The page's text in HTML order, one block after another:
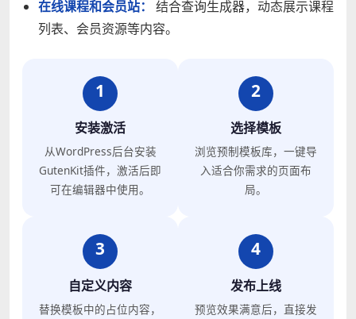
在线课程和会员站：
结合查询生成器，动态展示课程
列表、会员资源等内容。
1
安装激活
从WordPress后台安装
GutenKit插件，激活后即
可在编辑器中使用。
2
选择模板
浏览预制模板库，一键导
入适合你需求的页面布
局。
3
自定义内容
替换模板中的占位内容，
4
发布上线
预览效果满意后，直接发